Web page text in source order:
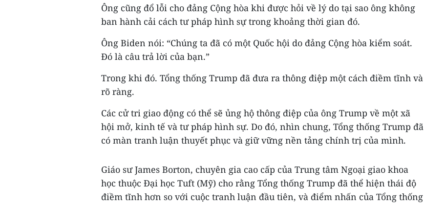
Ông cũng đổ lỗi cho đảng Cộng hòa khi được hỏi về lý do tại sao ông không
ban hành cải cách tư pháp hình sự trong khoảng thời gian đó.
Ông Biden nói: “Chúng ta đã có một Quốc hội do đảng Cộng hòa kiểm soát.
Đó là câu trả lời của bạn.”
Trong khi đó. Tổng thống Trump đã đưa ra thông điệp một cách điềm tĩnh và
rõ ràng.
Các cử tri giao động có thể sẽ ủng hộ thông điệp của ông Trump về một xã
hội mở, kinh tế và tư pháp hình sự. Do đó, nhìn chung, Tổng thống Trump đã
có màn tranh luận thuyết phục và giữ vững nền tảng chính trị của mình.
Giáo sư James Borton, chuyên gia cao cấp của Trung tâm Ngoại giao khoa
học thuộc Đại học Tuft (Mỹ) cho rằng Tổng thống Trump đã thể hiện thái độ
điềm tĩnh hơn so với cuộc tranh luận đầu tiên, và điểm nhấn của Tổng thống